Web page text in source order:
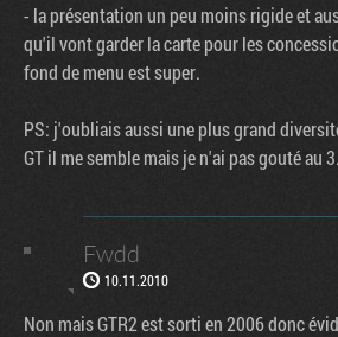
- la présentation un peu moins rigide et
qu'il vont garder la carte pour les
fond de menu est super.
PS: j'oubliais aussi une plus grand
GT il me semble mais je n'ai pas gouté au 3.
Fwdd
10.11.2010
Non mais GTR2 est sorti en 2006 donc